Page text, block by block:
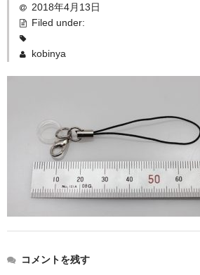
絞り口
ストレート
コルク栓
セット
2018年4月13日
Filed under:
kobinya
コメントを残す